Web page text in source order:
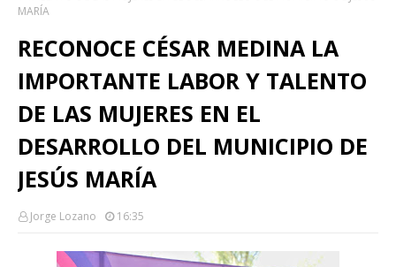
MARÍA
RECONOCE CÉSAR MEDINA LA
IMPORTANTE LABOR Y TALENTO
DE LAS MUJERES EN EL
DESARROLLO DEL MUNICIPIO DE
JESÚS MARÍA
Jorge Lozano 16:35